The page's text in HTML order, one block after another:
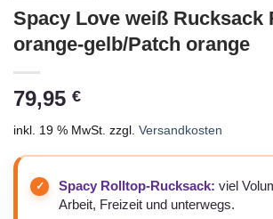
Spacy Love weiß Rucksack
orange-gelb/Patch orange
79,95 €
inkl. 19 % MwSt. zzgl. Versandkosten
Spacy Rolltop-Rucksack: viel
Arbeit, Freizeit und unterwegs.